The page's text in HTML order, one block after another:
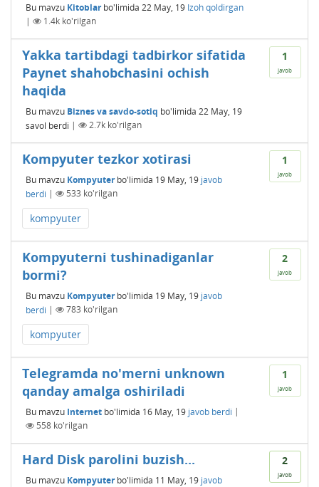
Bu mavzu Kitoblarbo'limida 22 May, 19 Izoh qoldirgan
|
1.4k ko'rilgan
1
javob
Yakka tartibdagi tadbirkor sifatida
Paynet shahobchasini ochish
haqida
Bu mavzu Biznes va savdo-sotiq bo'limida 22 May, 19
savol berdi | 2.7k ko'rilgan
1
javob
Kompyuter tezkor xotirasi
Bu mavzu Kompyuterbo'limida 19 May, 19 javob
berdi | 533 ko'rilgan
kompyuter
2
javob
Kompyuterni tushinadiganlar
bormi?
Bu mavzu Kompyuterbo'limida 19 May, 19 javob
berdi | 783 ko'rilgan
kompyuter
1
javob
Telegramda no'merni unknown
qanday amalga oshiriladi
Bu mavzu Internet bo'limida 16 May, 19 javob berdi |
558 ko'rilgan
2
javob
Hard Disk parolini buzish...
Bu mavzu Kompyuterbo'limida 11 May, 19 javob